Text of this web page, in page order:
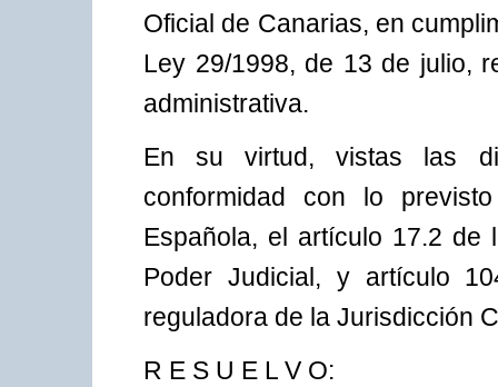
Oficial de Canarias, en
Ley 29/1998, de 13 de julio,
administrativa.
En su virtud, vistas las
conformidad con lo
Española, el artículo 17.2
Poder Judicial, y artículo
reguladora de la Jurisdicción
R E S U E L V O: